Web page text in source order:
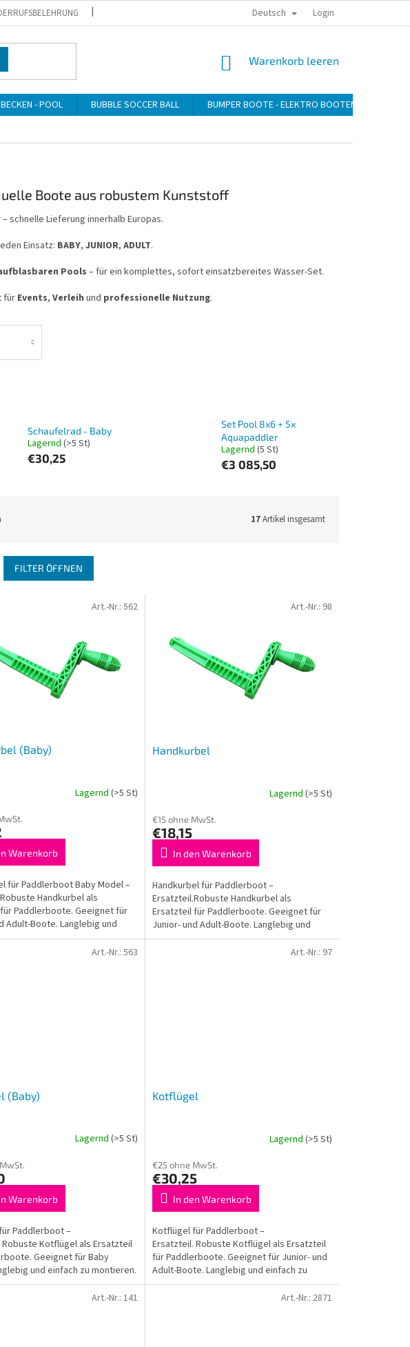
ZAHLUNG VERSAND
Deutsch Login
WARENKORB
Warenkorb leeren
BECKEN - POOL BUBBLE SOCCER BALL BUMPER BOOTE - ELEKTRO BOOTEN
Boote aus robustem Kunststoff
– schnelle Lieferung innerhalb Europas.
Einsatz: BABY, JUNIOR, ADULT.
Pools– für ein komplettes, sofort einsatzbereites Wasser-Set.
fürEvents, Verleih und professionelle Nutzung.
Schaufelrad - Baby
Lagernd (>5 St)
€30,25
Set Pool 8x6 + 5x
Aquapaddler
Lagernd (5 St)
€3 085,50
17Artikel insgesamt
FILTER ÖFFNEN
(Baby)
Lagernd (>5 St)
Warenkorb
für Paddlerboot Baby Model –
Handkurbel als
Paddlerboote. Geeignet für
Adult-Boote. Langlebig und
montieren.
Art.-Nr.: 562
Handkurbel
Lagernd (>5 St)
€15 ohne MwSt.
€18,15
In den Warenkorb
Handkurbel für Paddlerboot –
Ersatzteil.Robuste Handkurbel als
Ersatzteil für Paddlerboote. Geeignet für
Junior- und Adult-Boote. Langlebig und
einfach zu montieren.
Art.-Nr.: 98
(Baby)
Lagernd (>5 St)
Warenkorb
Paddlerboot –
Kotflügel als Ersatzteil
Geeignet für Baby
und einfach zu montieren.
Art.-Nr.: 563
Kotflügel
Lagernd (>5 St)
€25 ohne MwSt.
€30,25
In den Warenkorb
Kotflügel für Paddlerboot –
Ersatzteil. Robuste Kotflügel als Ersatzteil
für Paddlerboote. Geeignet für Junior- und
Adult-Boote. Langlebig und einfach zu
montieren.
Art.-Nr.: 97
Art.-Nr.: 141 Art.-Nr.: 2871